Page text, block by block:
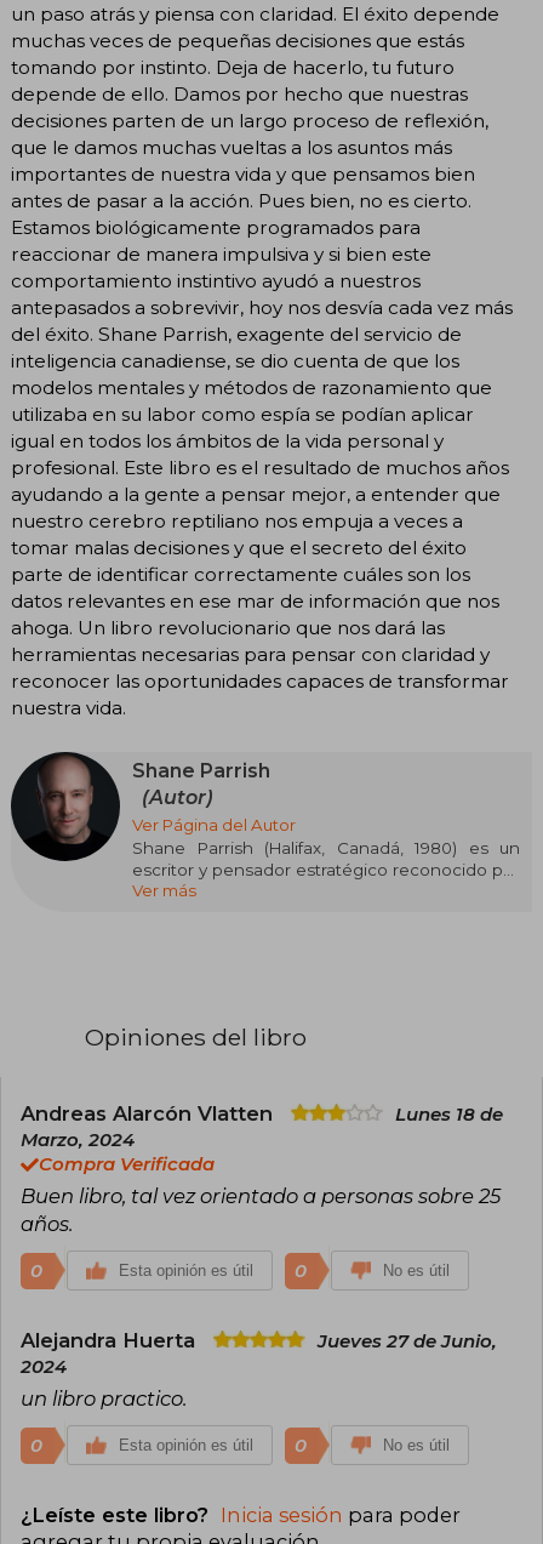
un paso atrás y piensa con claridad. El éxito depende
muchas veces de pequeñas decisiones que estás
tomando por instinto. Deja de hacerlo, tu futuro
depende de ello. Damos por hecho que nuestras
decisiones parten de un largo proceso de reflexión,
que le damos muchas vueltas a los asuntos más
importantes de nuestra vida y que pensamos bien
antes de pasar a la acción. Pues bien, no es cierto.
Estamos biológicamente programados para
reaccionar de manera impulsiva y si bien este
comportamiento instintivo ayudó a nuestros
antepasados a sobrevivir, hoy nos desvía cada vez más
del éxito. Shane Parrish, exagente del servicio de
inteligencia canadiense, se dio cuenta de que los
modelos mentales y métodos de razonamiento que
utilizaba en su labor como espía se podían aplicar
igual en todos los ámbitos de la vida personal y
profesional. Este libro es el resultado de muchos años
ayudando a la gente a pensar mejor, a entender que
nuestro cerebro reptiliano nos empuja a veces a
tomar malas decisiones y que el secreto del éxito
parte de identificar correctamente cuáles son los
datos relevantes en ese mar de información que nos
ahoga. Un libro revolucionario que nos dará las
herramientas necesarias para pensar con claridad y
reconocer las oportunidades capaces de transformar
nuestra vida.
Shane Parrish
(Autor)
Ver Página del Autor
Shane Parrish (Halifax, Canadá, 1980) es un
escritor y pensador estratégico reconocido por
su labor en el análisis de la toma de decisiones y
Su obra más destacada es Pensar con claridad
y traducidas a varios idiomas. Su boletín semanal
“Brain Food” supera el millón de suscriptores, y
su pódcast The Knowledge Project suma más
de 35 millones de descargas, influyendo en
líderes de Wall Street, emprendedores y
sido elogiado por su claridad e impacto en el
mundo empresarial y de desarrollo personal.
Ver más
Opiniones del libro
Andreas Alarcón Vlatten
Lunes 18 de
Marzo, 2024
Compra Verificada
Buen libro, tal vez orientado a personas sobre 25
años.
0 Esta opinión es útil 0 No es útil
Alejandra Huerta
Jueves 27 de Junio,
2024
un libro practico.
0 Esta opinión es útil 0 No es útil
¿Leíste este libro? Inicia sesión para poder